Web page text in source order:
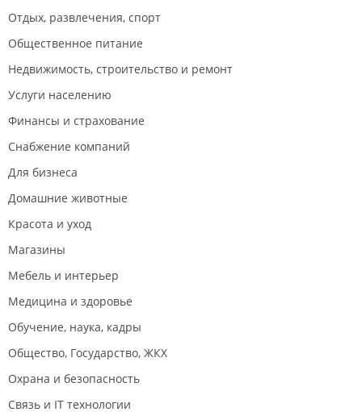
Отдых, развлечения, спорт
Общественное питание
Недвижимость, строительство и ремонт
Услуги населению
Финансы и страхование
Снабжение компаний
Для бизнеса
Домашние животные
Красота и уход
Магазины
Мебель и интерьер
Медицина и здоровье
Обучение, наука, кадры
Общество, Государство, ЖКХ
Охрана и безопасность
Связь и IT технологии